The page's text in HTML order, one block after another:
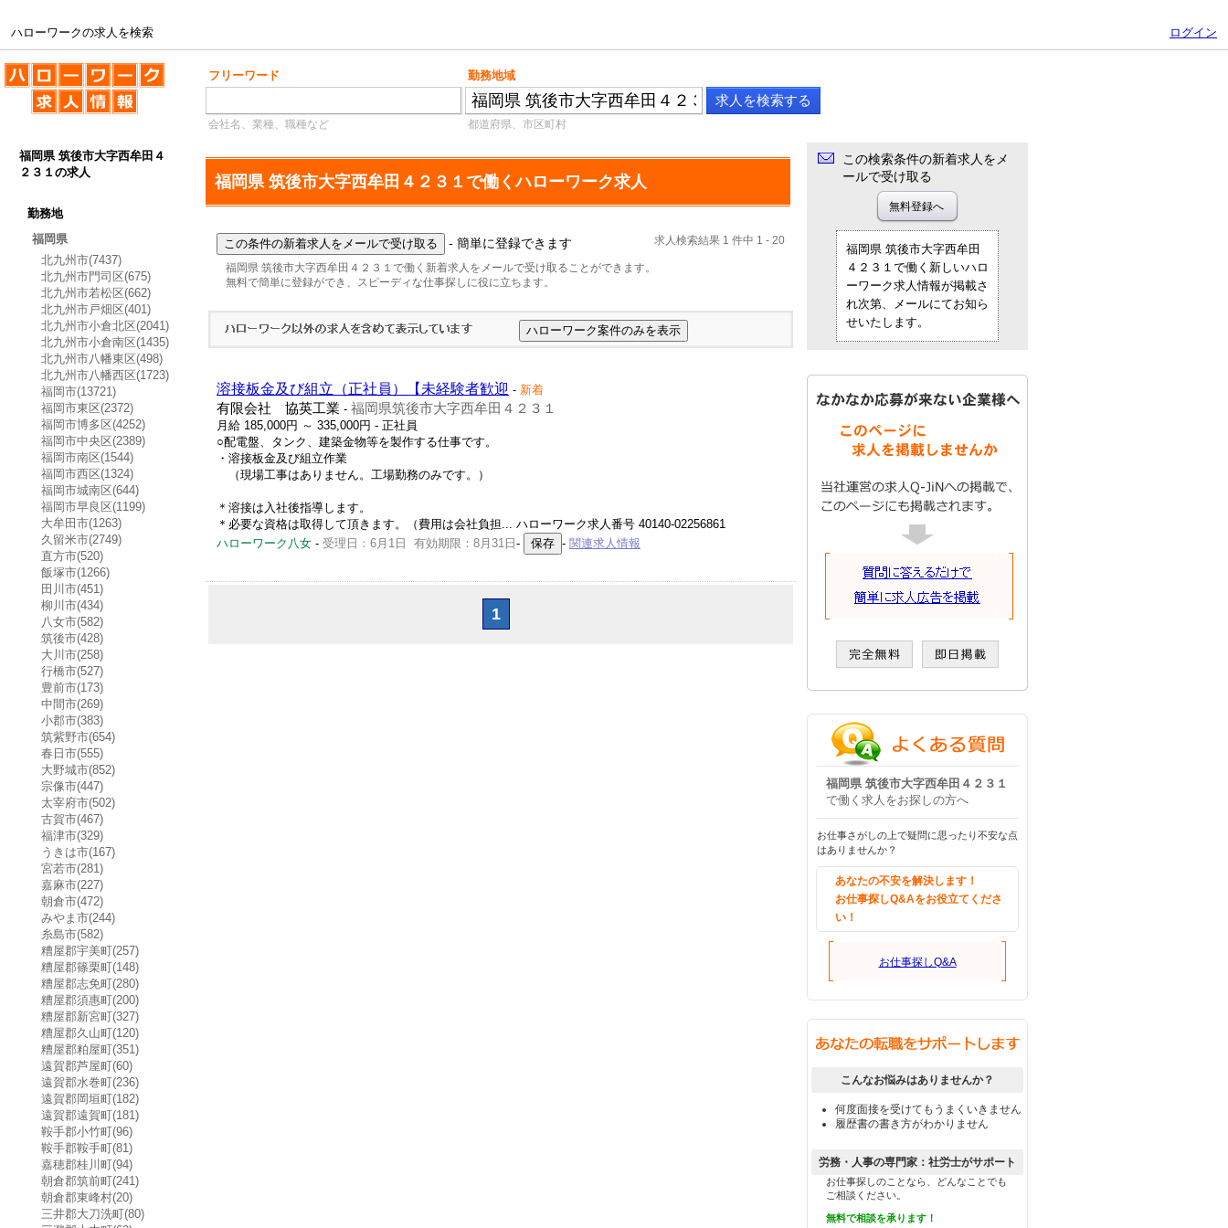
ハローワークの求人を検索 ログイン
ハローワークの求人を検索 フリーワード 勤務地域
会社名、業種、職種など 都道府県、市区町村
福岡県 筑後市大字西牟田４
２３１の求人
勤務地
福岡県
北九州市(7437)
北九州市門司区(675)
北九州市若松区(662)
北九州市戸畑区(401)
北九州市小倉北区(2041)
北九州市小倉南区(1435)
北九州市八幡東区(498)
北九州市八幡西区(1723)
福岡市(13721)
福岡市東区(2372)
福岡市博多区(4252)
福岡市中央区(2389)
福岡市南区(1544)
福岡市西区(1324)
福岡市城南区(644)
福岡市早良区(1199)
大牟田市(1263)
久留米市(2749)
直方市(520)
飯塚市(1266)
田川市(451)
柳川市(434)
八女市(582)
筑後市(428)
大川市(258)
行橋市(527)
豊前市(173)
中間市(269)
小郡市(383)
筑紫野市(654)
春日市(555)
大野城市(852)
宗像市(447)
太宰府市(502)
古賀市(467)
福津市(329)
うきは市(167)
宮若市(281)
嘉麻市(227)
朝倉市(472)
みやま市(244)
糸島市(582)
糟屋郡宇美町(257)
糟屋郡篠栗町(148)
糟屋郡志免町(280)
糟屋郡須惠町(200)
糟屋郡新宮町(327)
糟屋郡久山町(120)
糟屋郡粕屋町(351)
遠賀郡芦屋町(60)
遠賀郡水巻町(236)
遠賀郡岡垣町(182)
遠賀郡遠賀町(181)
鞍手郡小竹町(96)
鞍手郡鞍手町(81)
嘉穂郡桂川町(94)
朝倉郡筑前町(241)
朝倉郡東峰村(20)
三井郡大刀洗町(80)
福岡県 筑後市大字西牟田４２３１で働くハローワーク求人
求人検索結果 1 件中 1 - 20
- 簡単に登録できます
福岡県 筑後市大字西牟田４２３１で働く新着求人をメールで受け取ることができます。
無料で簡単に登録ができ、スピーディな仕事探しに役に立ちます。
溶接板金及び組立（正社員）【未経験者歓迎 - 新着
有限会社 協英工業 - 福岡県筑後市大字西牟田４２３１
月給 185,000円 ～ 335,000円 - 正社員
○配電盤、タンク、建築金物等を製作する仕事です。
・溶接板金及び組立作業
（現場工事はありません。工場勤務のみです。）
＊溶接は入社後指導します。
＊必要な資格は取得して頂きます。（費用は会社負担... ハローワーク求人番号 40140-02256861
ハローワーク八女 - 受理日：6月1日 有効期限：8月31日 - - 関連求人情報
1
この検索条件の新着求人をメ
ールで受け取る
福岡県 筑後市大字西牟田
４２３１で働く新しいハロ
ーワーク求人情報が掲載さ
れ次第、メールにてお知ら
せいたします。
福岡県 筑後市大字西牟田４２３１
で働く求人をお探しの方へ
お仕事さがしの上で疑問に思ったり不安な点
はありませんか？
あなたの不安を解決します！
お仕事探しQ&Aをお役立てくださ
い！
お仕事探しQ&A
こんなお悩みはありませんか？
何度面接を受けてもうまくいきません
履歴書の書き方がわかりません
労務・人事の専門家：社労士がサポート
お仕事探しのことなら、どんなことでも
ご相談ください。
無料で相談を承ります！